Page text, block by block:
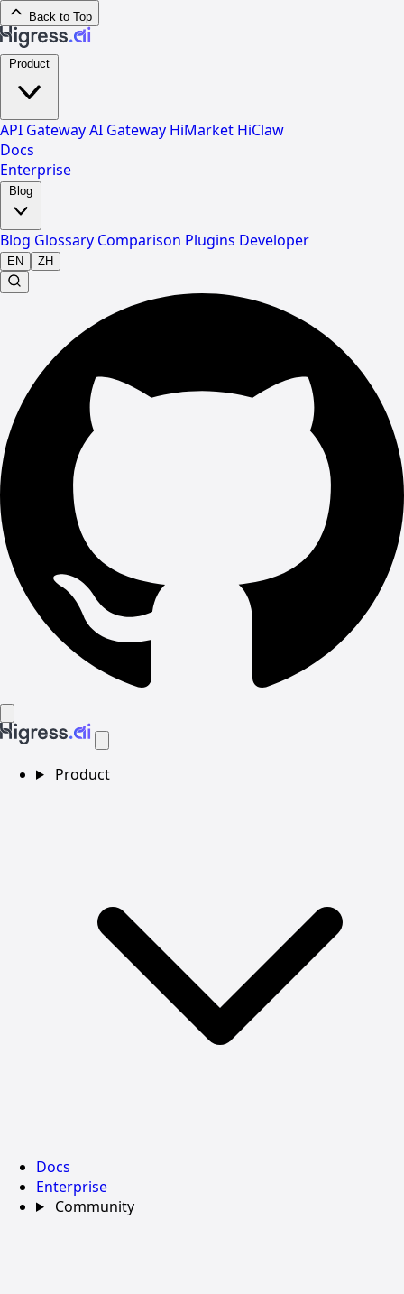
Back to Top
API GatewayAI Gateway HiMarket HiClaw
Docs
Enterprise
Blog Glossary Comparison Plugins Developer
EN ZH
Product
Docs
Enterprise
Community